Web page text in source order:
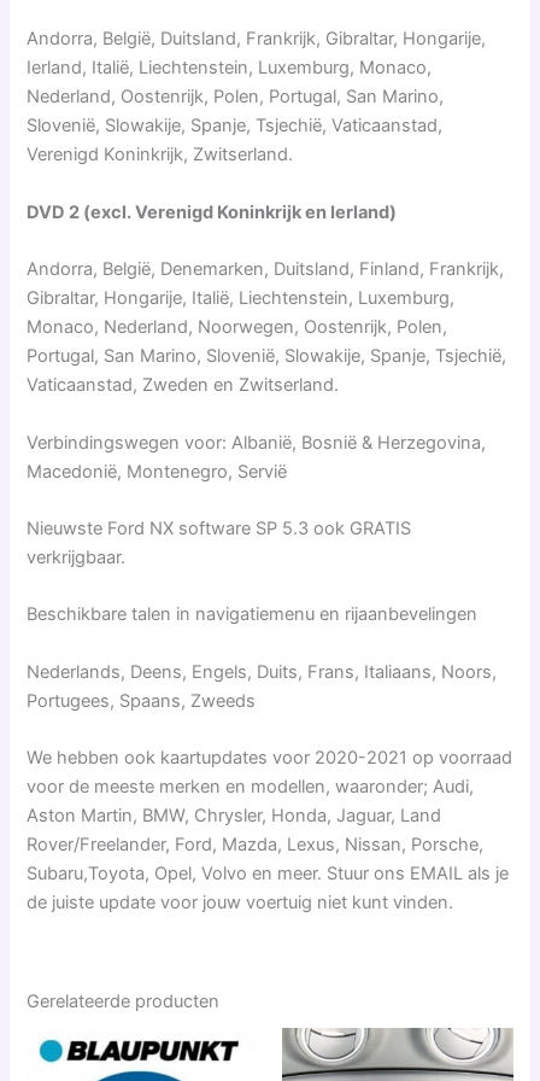
Andorra, België, Duitsland, Frankrijk, Gibraltar, Hongarije,
Ierland, Italië, Liechtenstein, Luxemburg, Monaco,
Nederland, Oostenrijk, Polen, Portugal, San Marino,
Slovenië, Slowakije, Spanje, Tsjechië, Vaticaanstad,
Verenigd Koninkrijk, Zwitserland.
DVD 2 (excl. Verenigd Koninkrijk en Ierland)
Andorra, België, Denemarken, Duitsland, Finland, Frankrijk,
Gibraltar, Hongarije, Italië, Liechtenstein, Luxemburg,
Monaco, Nederland, Noorwegen, Oostenrijk, Polen,
Portugal, San Marino, Slovenië, Slowakije, Spanje, Tsjechië,
Vaticaanstad, Zweden en Zwitserland.
Verbindingswegen voor: Albanië, Bosnië & Herzegovina,
Macedonië, Montenegro, Servië
Nieuwste Ford NX software SP 5.3 ook GRATIS
verkrijgbaar.
Beschikbare talen in navigatiemenu en rijaanbevelingen
Nederlands, Deens, Engels, Duits, Frans, Italiaans, Noors,
Portugees, Spaans, Zweeds
We hebben ook kaartupdates voor 2020-2021 op voorraad
voor de meeste merken en modellen, waaronder; Audi,
Aston Martin, BMW, Chrysler, Honda, Jaguar, Land
Rover/Freelander, Ford, Mazda, Lexus, Nissan, Porsche,
Subaru,Toyota, Opel, Volvo en meer. Stuur ons EMAIL als je
de juiste update voor jouw voertuig niet kunt vinden.
Gerelateerde producten
Dit
product